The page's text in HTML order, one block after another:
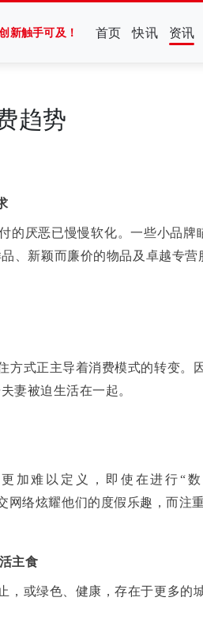
新触手可及！ 首页 快讯 资讯
趋势
的厌恶已慢慢软化。一些小品牌
、新颖而廉价的物品及卓越专
方式正主导着消费模式的转变。
妻被迫生活在一起。
加难以定义，即使在进行“
络炫耀他们的度假乐趣，而注
主食
，或绿色、健康，存在于更多的